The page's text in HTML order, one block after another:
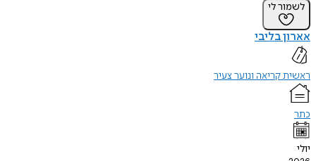
לשמור לי
אארון בליבי
ראשית קריאה ונוער צעיר
כתר
יולי